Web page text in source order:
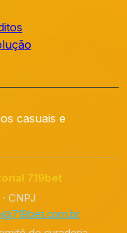
casuais e
719bet
CNPJ